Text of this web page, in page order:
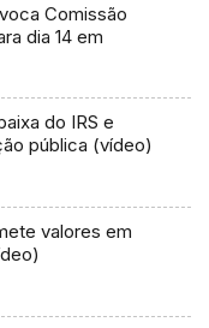
Comissão
dia 14 em
do IRS e
pública (vídeo)
valores em